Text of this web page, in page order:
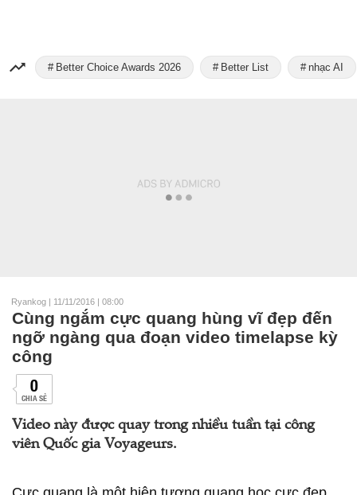
Better Choice Awards 2026 Better List nhạc AI
Ryankog | 11/11/2016 | 08:00
Cùng ngắm cực quang hùng vĩ đẹp đến
ngỡ ngàng qua đoạn video timelapse kỳ
công
0
CHIA SẺ
Video này được quay trong nhiều tuần tại công
viên Quốc gia Voyageurs.